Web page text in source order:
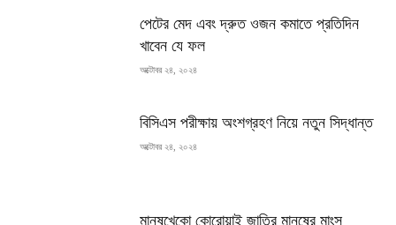
পেটের মেদ এবং দ্রুত ওজন কমাতে প্রতিদিন
খাবেন যে ফল
অক্টোবর ২৪, ২০২৪
বিসিএস পরীক্ষায় অংশগ্রহণ নিয়ে নতুন সিদ্ধান্ত
অক্টোবর ২৪, ২০২৪
মানুষখেকো কোরোয়াই জাতির মানুষের মাংস